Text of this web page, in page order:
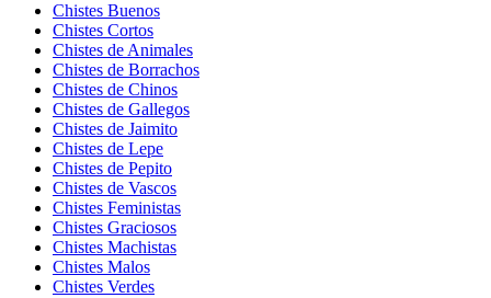
Chistes Buenos
Chistes Cortos
Chistes de Animales
Chistes de Borrachos
Chistes de Chinos
Chistes de Gallegos
Chistes de Jaimito
Chistes de Lepe
Chistes de Pepito
Chistes de Vascos
Chistes Feministas
Chistes Graciosos
Chistes Machistas
Chistes Malos
Chistes Verdes